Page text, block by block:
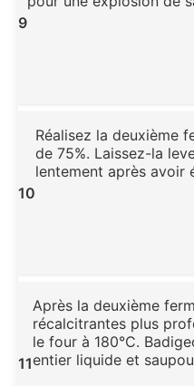
9
10
Réalisez la deuxième
de 75%. Laissez-la
lentement après avoir
11
Après la deuxième
récalcitrantes plus
le four à 180°C.
entier liquide et